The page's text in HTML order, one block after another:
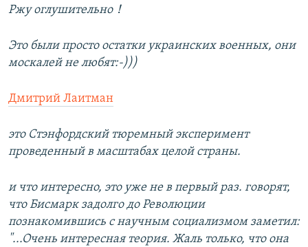
Ржу оглушительно！
Это были просто остатки украинских военных, они
москалей не любят:-)))
Дмитрий Лаитман
это Стэнфордский тюремный эксперимент
проведенный в масштабах целой страны.
и что интересно, это уже не в первый раз. говорят,
что Бисмарк задолго до Революции
познакомившись с научным социализмом заметил:
"...Очень интересная теория. Жаль только, что она